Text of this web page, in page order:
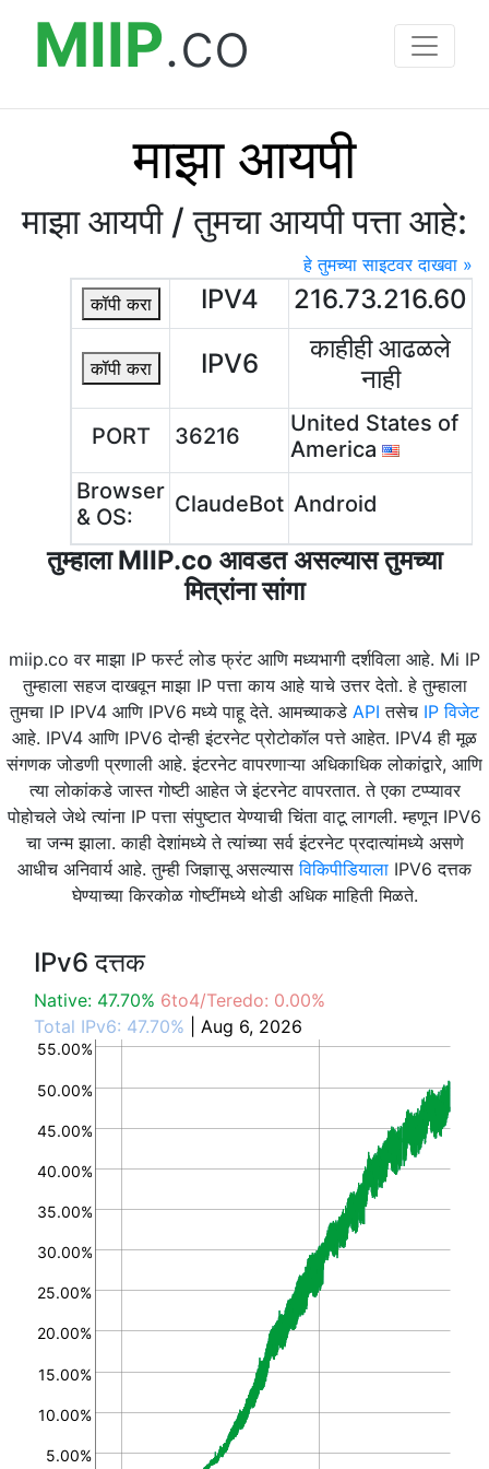
MIIP.co
माझा आयपी
माझा आयपी / तुमचा आयपी पत्ता आहे:
हे तुमच्या साइटवर दाखवा »
कॉपी करा
IPV4 216.73.216.60
कॉपी करा IPV6
काहीही आढळले
नाही
PORT 36216
United States of
America
Browser
& OS:
ClaudeBot Android
तुम्हाला MIIP.co आवडत असल्यास तुमच्या
मित्रांना सांगा
miip.co वर माझा IP फर्स्ट लोड फ्रंट आणि मध्यभागी दर्शविला आहे. Mi IP
तुम्हाला सहज दाखवून माझा IP पत्ता काय आहे याचे उत्तर देतो. हे तुम्हाला
तुमचा IP IPV4 आणि IPV6 मध्ये पाहू देते. आमच्याकडे API तसेच IP विजेट
आहे. IPV4 आणि IPV6 दोन्ही इंटरनेट प्रोटोकॉल पत्ते आहेत. IPV4 ही मूळ
संगणक जोडणी प्रणाली आहे. इंटरनेट वापरणाऱ्या अधिकाधिक लोकांद्वारे, आणि
त्या लोकांकडे जास्त गोष्टी आहेत जे इंटरनेट वापरतात. ते एका टप्प्यावर
पोहोचले जेथे त्यांना IP पत्ता संपुष्टात येण्याची चिंता वाटू लागली. म्हणून IPV6
चा जन्म झाला. काही देशांमध्ये ते त्यांच्या सर्व इंटरनेट प्रदात्यांमध्ये असणे
आधीच अनिवार्य आहे. तुम्‍ही जिज्ञासू असल्‍यासविकिपीडियाला IPV6 दत्तक
घेण्‍याच्‍या किरकोळ गोष्टींमध्‍ये थोडी अधिक माहिती मिळते.
IPv6 दत्तक
Native: 47.70% 6to4/Teredo: 0.00%
Total IPv6: 47.70% | Aug 6, 2026
5.00%
10.00%
15.00%
20.00%
25.00%
30.00%
35.00%
40.00%
45.00%
50.00%
55.00%